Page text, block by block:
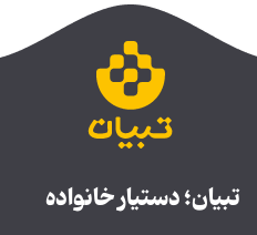
تبیان؛ دستیار خانواده